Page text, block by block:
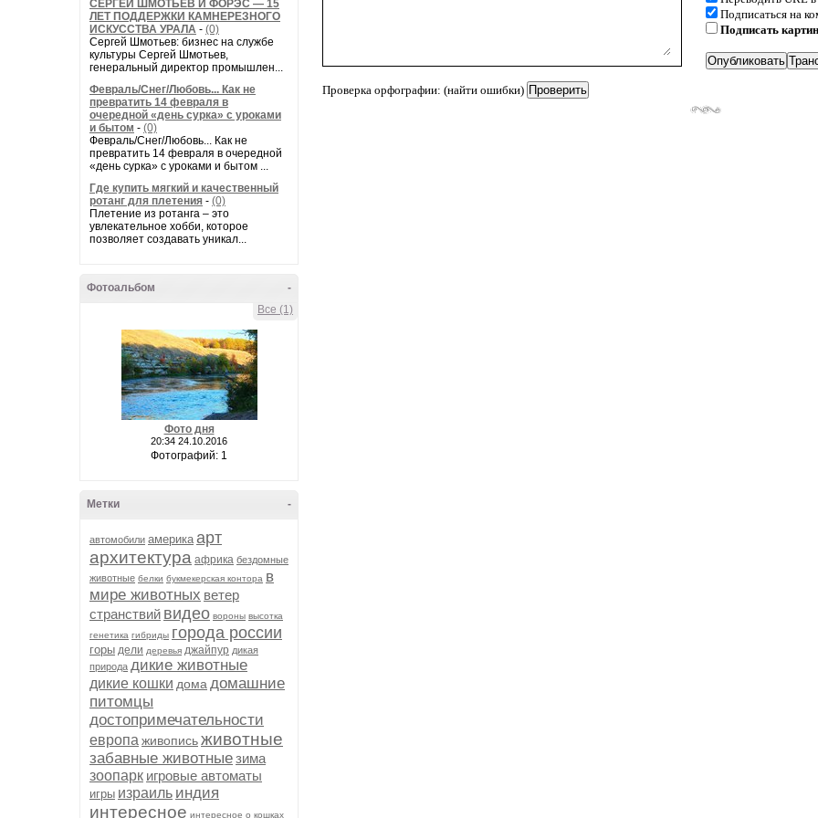
СЕРГЕЙ ШМОТЬЕВ И ФОРЭС — 15
ЛЕТ ПОДДЕРЖКИ КАМНЕРЕЗНОГО
ИСКУССТВА УРАЛА - (0)
Сергей Шмотьев: бизнес на службе
культуры Сергей Шмотьев,
генеральный директор промышлен...
Февраль/Снег/Любовь... Как не
превратить 14 февраля в
очередной «день сурка» с уроками
и бытом - (0)
Февраль/Снег/Любовь... Как не
превратить 14 февраля в очередной
«день сурка» с уроками и бытом ...
Где купить мягкий и качественный
ротанг для плетения - (0)
Плетение из ротанга – это
увлекательное хобби, которое
позволяет создавать уникал...
-
Фотоальбом
Все (1)
Фото дня
20:34 24.10.2016
Фотографий: 1
-
Метки
автомобили америка арт
архитектура африка бездомные
животные белки букмекерская контора в
мире животных ветер
странствий видео вороны высотка
генетика гибриды города россии
горы дели деревья джайпур дикая
природа дикие животные
дикие кошки дома домашние
питомцы
достопримечательности
европа живописьживотные
забавные животныезима
зоопарк игровые автоматы
игры израиль индия
интересное интересное о кошках
Проверка орфографии: (найти ошибки)
Подписаться на
Подписать